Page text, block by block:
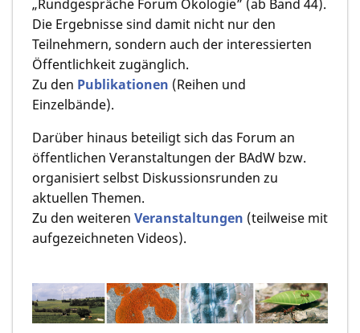
„Rundgespräche Forum Ökologie” (ab Band 44).
Die Ergebnisse sind damit nicht nur den
Teilnehmern, sondern auch der interessierten
Öffentlichkeit zugänglich.
Zu den Publikationen (Reihen und
Einzelbände).
Darüber hinaus beteiligt sich das Forum an
öffentlichen Veranstaltungen der BAdW bzw.
organisiert selbst Diskussionsrunden zu
aktuellen Themen.
Zu den weiteren Veranstaltungen (teilweise mit
aufgezeichneten Videos).